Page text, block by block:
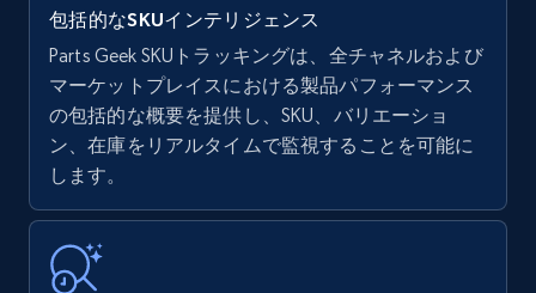
Amazon products - find products by using
upc numbers
Title, Seller name, Brand, Description, Initial
price, Currency, Availability, Reviews count, and
包括的なSKUインテリジェンス
Parts Geek SKUトラッキングは、全チャネルおよび
マーケットプレイスにおける製品パフォーマンス
の包括的な概要を提供し、SKU、バリエーショ
ン、在庫をリアルタイムで監視することを可能に
します。